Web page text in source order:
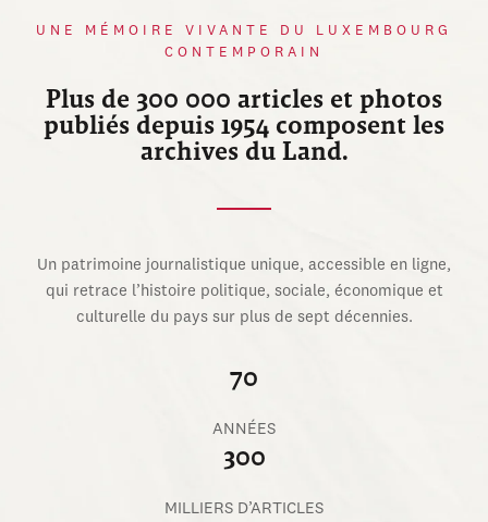
UNE MÉMOIRE VIVANTE DU LUXEMBOURG
CONTEMPORAIN
Plus de 300 000 articles et photos
publiés depuis 1954 composent les
archives du Land.
Un patrimoine journalistique unique, accessible en ligne,
qui retrace l’histoire politique, sociale, économique et
culturelle du pays sur plus de sept décennies.
70
ANNÉES
300
MILLIERS D’ARTICLES